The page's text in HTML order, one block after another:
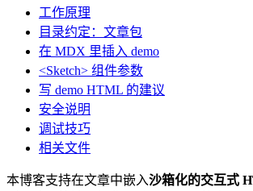
工作原理
目录约定：文章包
在 MDX 里插入 demo
<Sketch> 组件参数
写 demo HTML 的建议
安全说明
调试技巧
相关文件
本博客支持在文章中嵌入沙箱化的交互式